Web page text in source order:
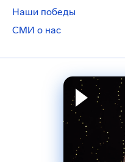
Наши победы
СМИ о нас